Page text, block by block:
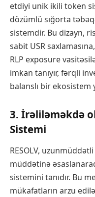
etdiyi unik ikili token
dözümlü sığorta
sistemdir. Bu dizayn,
sabit USR
RLP exposure
imkan tanıyır, fərqli
balanslı bir ekosistem
3. İrəliləməkdə
Sistemi
RESOLV,
müddətinə
sistemini tanıdır. Bu
mükafatların arzu